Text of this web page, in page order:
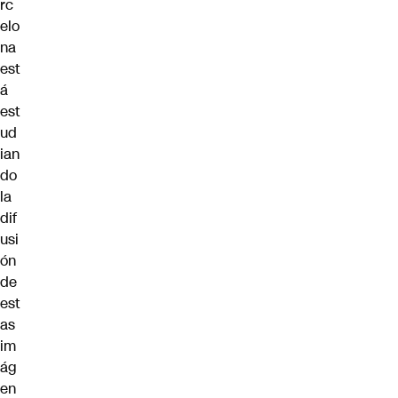
rc
elo
na
est
á
est
ud
ian
do
la
dif
usi
ón
de
est
as
im
ág
en